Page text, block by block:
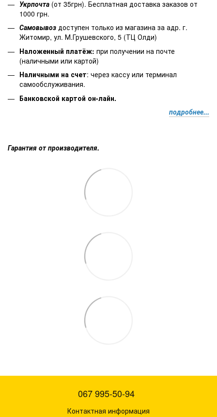
Укрпочта (от 35грн). Бесплатная доставка заказов от
1000 грн.
Самовывоз доступен только из магазина за адр. г.
Житомир, ул. М.Грушевского, 5 (ТЦ Олди)
Наложенный платёж: при получении на почте
(наличными или картой)
Наличными на счет: через кассу или терминал
самообслуживания.
Банковской картой он-лайн.
подробнее...
Гарантия от производителя.
067 995-50-94
Контактная информация